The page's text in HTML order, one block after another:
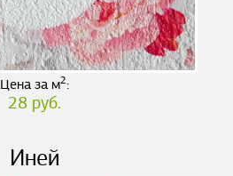
Цена за м2:
28 руб.
Иней